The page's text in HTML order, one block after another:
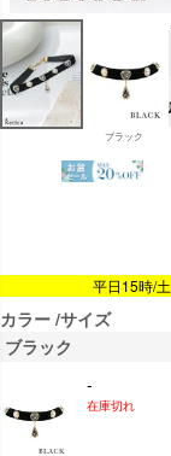
ブラック
平日15時/
カラー サイズ
ブラック
-
在庫切れ